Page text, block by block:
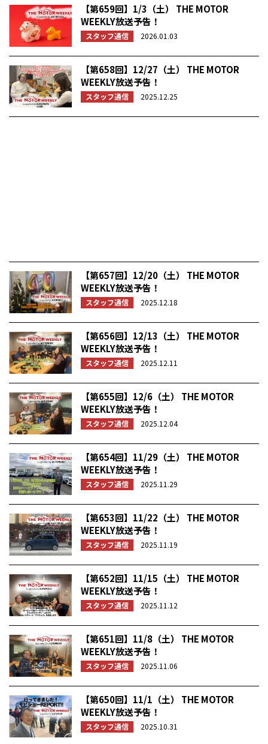
【第659回】1/3（土） THE MOTOR
WEEKLY放送予告！
スタッフ通信 2026.01.03
【第658回】12/27（土） THE MOTOR
WEEKLY放送予告！
スタッフ通信 2025.12.25
【第657回】12/20（土） THE MOTOR
WEEKLY放送予告！
スタッフ通信 2025.12.18
【第656回】12/13（土） THE MOTOR
WEEKLY放送予告！
スタッフ通信 2025.12.11
【第655回】12/6（土） THE MOTOR
WEEKLY放送予告！
スタッフ通信 2025.12.04
【第654回】11/29（土） THE MOTOR
WEEKLY放送予告！
スタッフ通信 2025.11.29
【第653回】11/22（土） THE MOTOR
WEEKLY放送予告！
スタッフ通信 2025.11.19
【第652回】11/15（土） THE MOTOR
WEEKLY放送予告！
スタッフ通信 2025.11.12
【第651回】11/8（土） THE MOTOR
WEEKLY放送予告！
スタッフ通信 2025.11.06
【第650回】11/1（土） THE MOTOR
WEEKLY放送予告！
スタッフ通信 2025.10.31